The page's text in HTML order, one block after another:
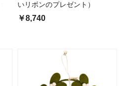
いリボンのプレゼント）
￥8,740